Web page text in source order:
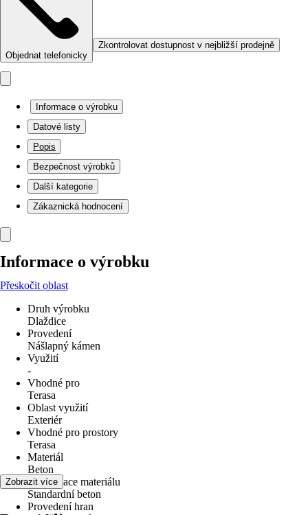
Objednat telefonicky
Zkontrolovat dostupnost v nejbližší prodejně
Informace o výrobku
Datové listy
Popis
Bezpečnost výrobků
Další kategorie
Zákaznická hodnocení
Informace o výrobku
Přeskočit oblast
Druh výrobku
Dlaždice
Provedení
Nášlapný kámen
Využití
-
Vhodné pro
Terasa
Oblast využití
Exteriér
Vhodné pro prostory
Terasa
Materiál
Beton
Specifikace materiálu
Standardní beton
Provedení hran
Zobrazit více